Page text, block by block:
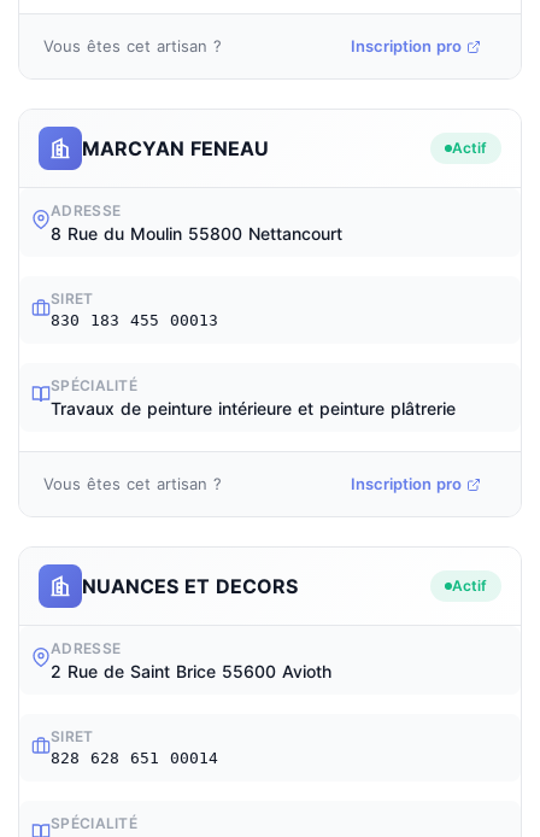
Vous êtes cet artisan ? Inscription pro
MARCYAN FENEAU Actif
ADRESSE
8 Rue du Moulin 55800 Nettancourt
SIRET
830 183 455 00013
SPÉCIALITÉ
Travaux de peinture intérieure et peinture plâtrerie
Vous êtes cet artisan ? Inscription pro
NUANCES ET DECORS Actif
ADRESSE
2 Rue de Saint Brice 55600 Avioth
SIRET
828 628 651 00014
SPÉCIALITÉ